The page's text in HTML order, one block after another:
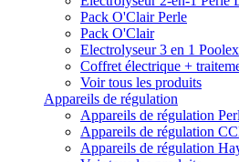
Pack O'Clair Perle
Pack O'Clair
Electrolyseur 3 en 1 Poolex
Coffret électrique +
Voir tous les produits
Appareils de régulation
Appareils de régulation
Appareils de régulation
Appareils de régulation